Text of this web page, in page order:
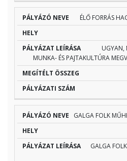
ÉLŐ FORRÁS
UGYAN,
MUNKA- ÉS PAJTAKULTÚRA
GALGA FOLK
GALGA